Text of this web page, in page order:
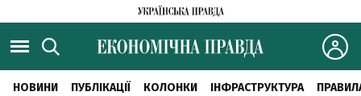
НОВИНИ ПУБЛІКАЦІЇ КОЛОНКИ ІНФРАСТРУКТУРА